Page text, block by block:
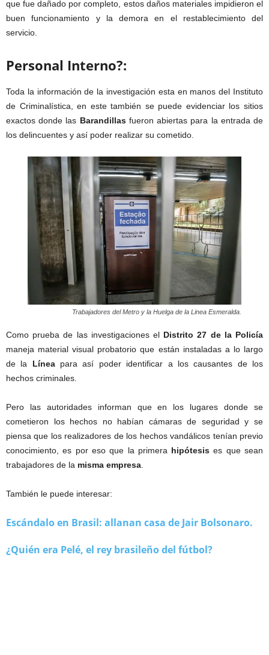
que fue dañado por completo, estos daños materiales impidieron el
buen funcionamiento y la demora en el restablecimiento del
servicio.
Personal Interno?:
Toda la información de la investigación esta en manos del Instituto
de Criminalística, en este también se puede evidenciar los sitios
exactos donde las Barandillasfueron abiertas para la entrada de
los delincuentes y así poder realizar su cometido.
Trabajadores del Metro y la Huelga de la Linea Esmeralda.
Como prueba de las investigaciones el Distrito 27 de la Policía
maneja material visual probatorio que están instaladas a lo largo
de la Líneapara así poder identificar a los causantes de los
hechos criminales.
Pero las autoridades informan que en los lugares donde se
cometieron los hechos no habían cámaras de seguridad y se
piensa que los realizadores de los hechos vandálicos tenían previo
conocimiento, es por eso que la primera hipótesis es que sean
trabajadores de la misma empresa
También le puede interesar:
Escándalo en Brasil: allanan casa de Jair Bolsonaro.
¿Quién era Pelé, el rey brasileño del fútbol?